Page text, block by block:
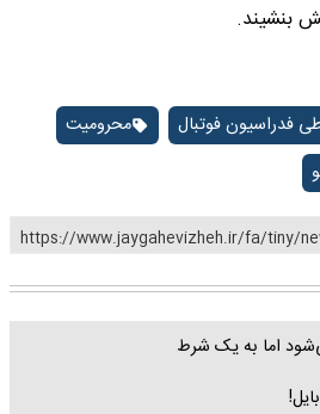
بنشیند.
فدراسیون فوتبال
محرومیت
https://www.jaygahevizheh.ir/fa/tiny/
اما به یک شرط